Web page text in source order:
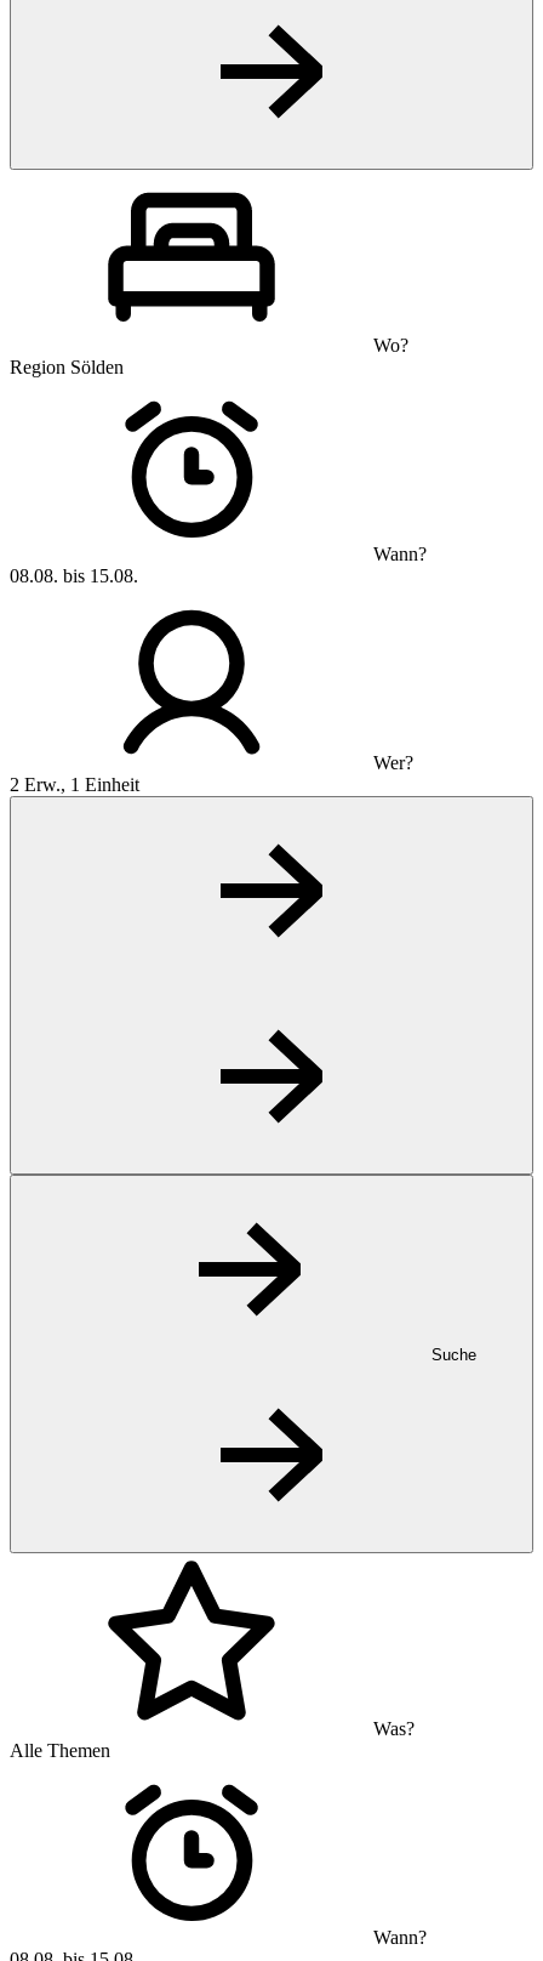
Wo?
Region Sölden
Wann?
08.08. bis 15.08.
Wer?
2 Erw., 1 Einheit
Suche
Was?
Alle Themen
Wann?